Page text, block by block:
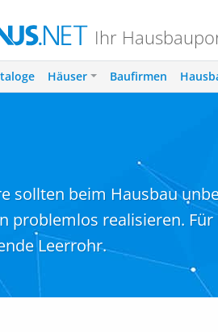
Ihr
Häuser Baufirmen
sollten beim Hausbau
problemlos realisieren.
Leerrohr.